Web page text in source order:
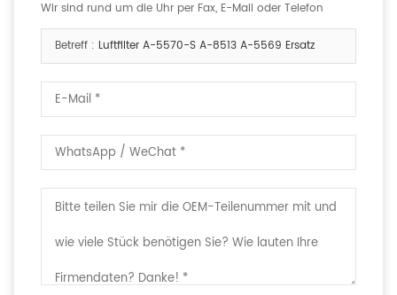
Wir sind rund um die Uhr per Fax, E-Mail oder Telefon
erreichbar.
Betreff : Luftfilter A-5570-S A-8513 A-5569 Ersatz